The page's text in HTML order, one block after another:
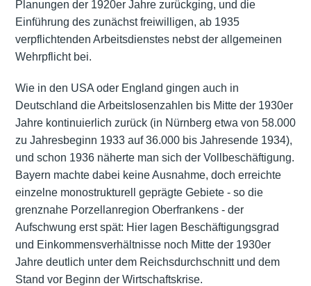
Planungen der 1920er Jahre zurückging, und die
Einführung des zunächst freiwilligen, ab 1935
verpflichtenden Arbeitsdienstes nebst der allgemeinen
Wehrpflicht bei.
Wie in den USA oder England gingen auch in
Deutschland die Arbeitslosenzahlen bis Mitte der 1930er
Jahre kontinuierlich zurück (in Nürnberg etwa von 58.000
zu Jahresbeginn 1933 auf 36.000 bis Jahresende 1934),
und schon 1936 näherte man sich der Vollbeschäftigung.
Bayern machte dabei keine Ausnahme, doch erreichte
einzelne monostrukturell geprägte Gebiete - so die
grenznahe Porzellanregion Oberfrankens - der
Aufschwung erst spät: Hier lagen Beschäftigungsgrad
und Einkommensverhältnisse noch Mitte der 1930er
Jahre deutlich unter dem Reichsdurchschnitt und dem
Stand vor Beginn der Wirtschaftskrise.